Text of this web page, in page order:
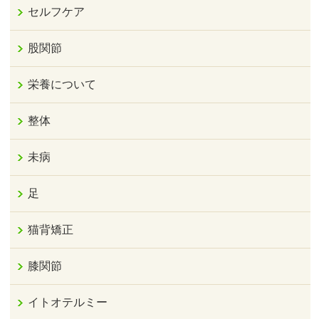
セルフケア
股関節
栄養について
整体
未病
足
猫背矯正
膝関節
イトオテルミー